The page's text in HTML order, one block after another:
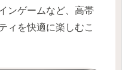
ンゲームなど、高帯
ィを快適に楽しむこ